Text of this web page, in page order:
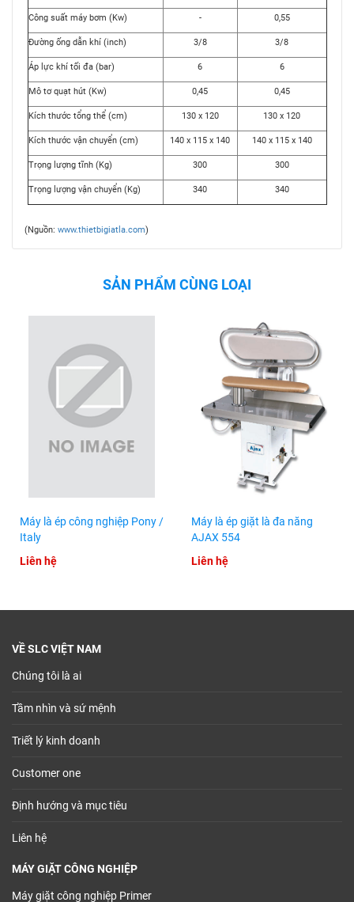
Công suất máy bơm (Kw) - 0,55
Đường ống dẫn khí (inch) 3/8 3/8
Áp lực khí tối đa (bar) 6 6
Mô tơ quạt hút (Kw) 0,45 0,45
Kích thước tổng thể (cm) 130 x 120 130 x 120
Kích thước vận chuyển (cm) 140 x 115 x 140 140 x 115 x 140
Trọng lượng tĩnh (Kg) 300 300
Trọng lượng vận chuyển (Kg) 340 340
(Nguồn: www.thietbigiatla.com)
SẢN PHẨM CÙNG LOẠI
Máy là ép công nghiệp Pony /
Italy
Liên hệ
Máy là ép giặt là đa năng
AJAX 554
Liên hệ
VỀ SLC VIỆT NAM
Chúng tôi là ai
Tầm nhìn và sứ mệnh
Triết lý kinh doanh
Customer one
Định hướng và mục tiêu
Liên hệ
MÁY GIẶT CÔNG NGHIỆP
Máy giặt công nghiệp Primer